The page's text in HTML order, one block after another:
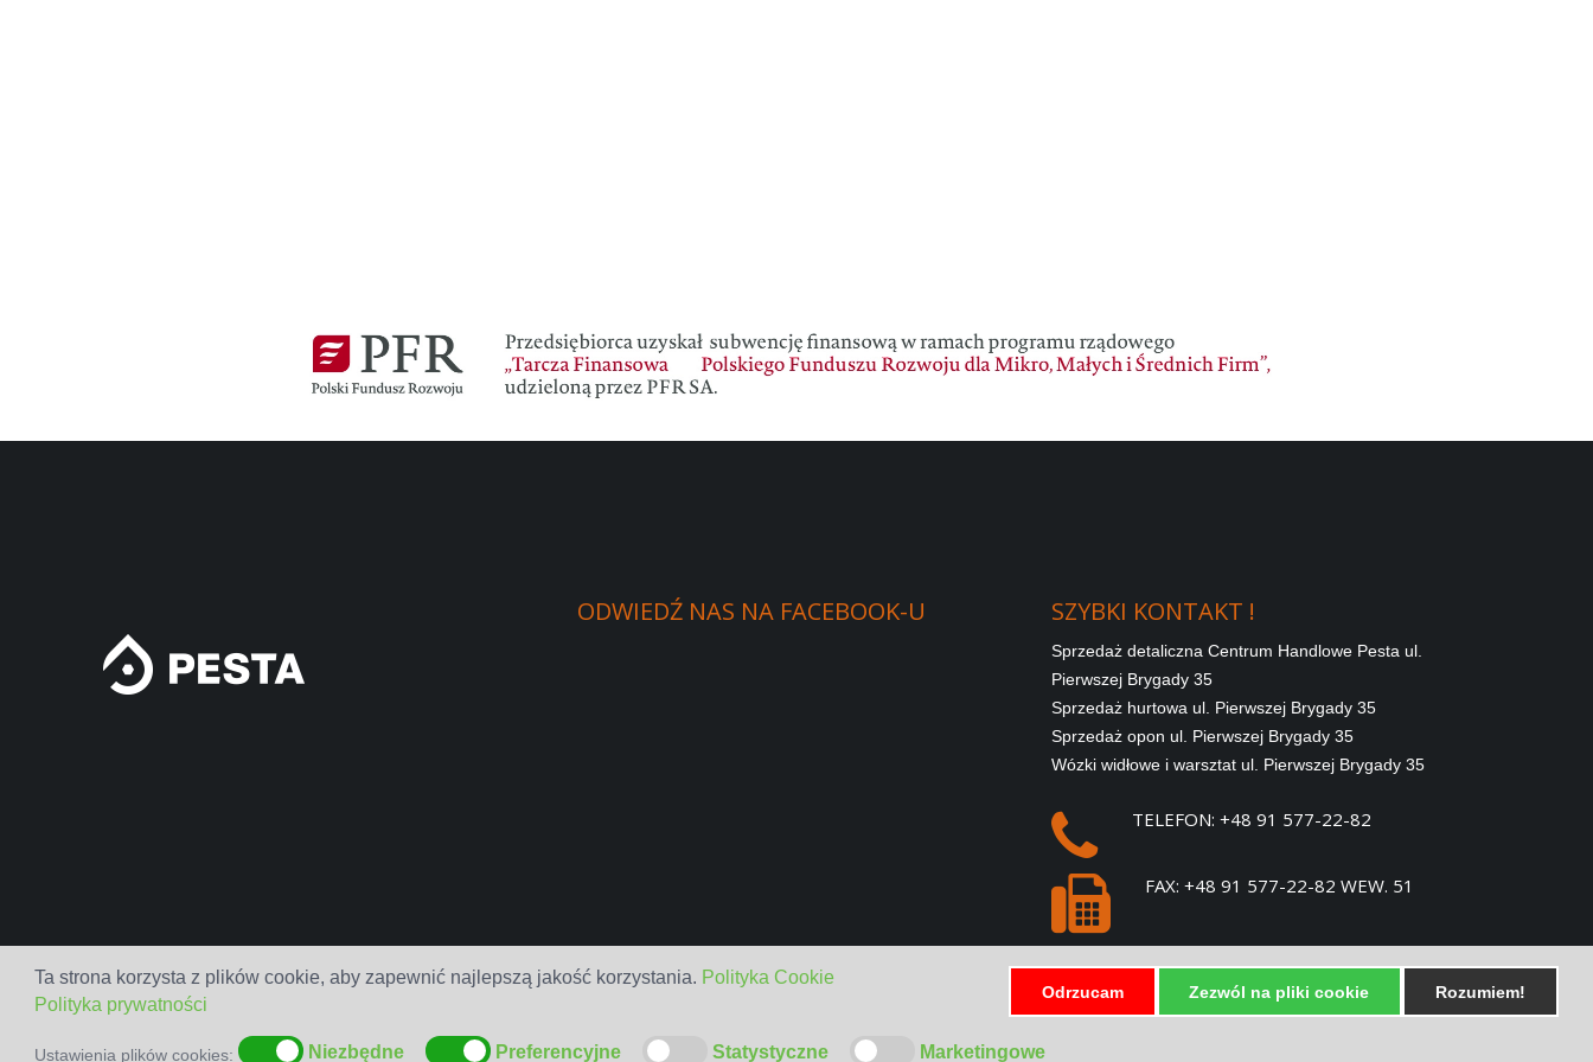
Ta strona korzysta z plików cookie, aby zapewnić najlepszą jakość korzystania. Polityka Cookie
Polityka prywatności
Odrzucam Zezwól na pliki cookie Rozumiem!
Ustawienia plików cookies: Niezbędne Preferencyjne Statystyczne Marketingowe
ODWIEDŹ NAS NA FACEBOOK-U SZYBKI KONTAKT !
Sprzedaż detaliczna Centrum Handlowe Pesta ul.
Pierwszej Brygady 35
Sprzedaż hurtowa ul. Pierwszej Brygady 35
Sprzedaż opon ul. Pierwszej Brygady 35
Wózki widłowe i warsztat ul. Pierwszej Brygady 35
TELEFON: +48 91 577-22-82
FAX: +48 91 577-22-82 WEW. 51
E-MAIL:SPRZEDAZ@PESTA.COM.PL